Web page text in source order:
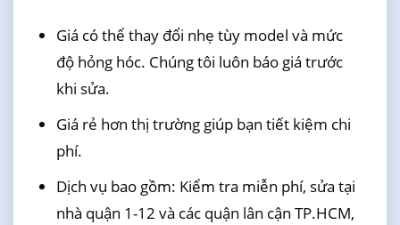
Giá có thể thay đổi nhẹ tùy model và mức
độ hỏng hóc. Chúng tôi luôn báo giá trước
khi sửa.
Giá rẻ hơn thị trường giúp bạn tiết kiệm chi
phí.
Dịch vụ bao gồm: Kiểm tra miễn phí, sửa tại
nhà quận 1-12 và các quận lân cận TP.HCM,